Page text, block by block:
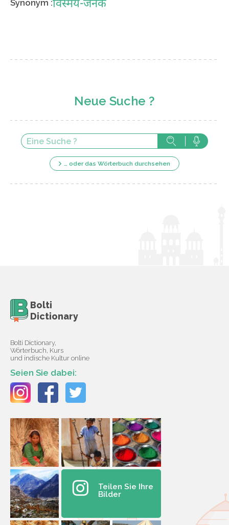
Synonym :विस्मय-जनक
Neue Suche ?
… oder das Wörterbuch durchsehen
Bolti
Dictionary
Bolti Dictionary,
Wörterbuch, Kurs
und indische Kultur online
Seien Sie dabei:
Teilen Sie Ihre
Bilder